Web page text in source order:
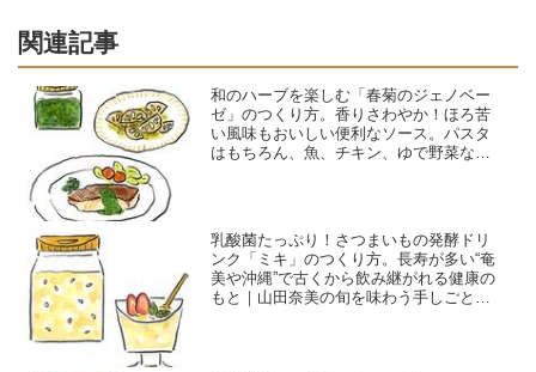
関連記事
和のハーブを楽しむ「春菊のジェノベー
ゼ」のつくり方。香りさわやか！ほろ苦
い風味もおいしい便利なソース。パスタ
はもちろん、魚、チキン、ゆで野菜など
乳酸菌たっぷり！さつまいもの発酵ドリ
ンク「ミキ」のつくり方。長寿が多い“奄
美や沖縄”で古くから飲み継がれる健康の
もと｜山田奈美の旬を味わう手しごとご